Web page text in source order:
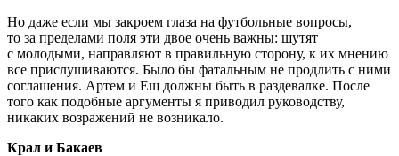
Но даже если мы закроем глаза на футбольные вопросы,
то за пределами поля эти двое очень важны: шутят
с молодыми, направляют в правильную сторону, к их мнению
все прислушиваются. Было бы фатальным не продлить с ними
соглашения. Артем и Ещ должны быть в раздевалке. После
того как подобные аргументы я приводил руководству,
никаких возражений не возникало.
Крал и Бакаев